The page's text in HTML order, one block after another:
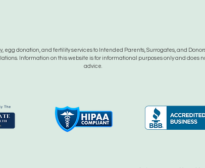
egg donation, and fertility services to Intended Parents, Surrogates, and
Information on this website is for informational purposes only and does
advice.